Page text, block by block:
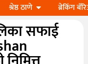
श्रेष्ठ ठाणे ब्रेकिंग
सफाई